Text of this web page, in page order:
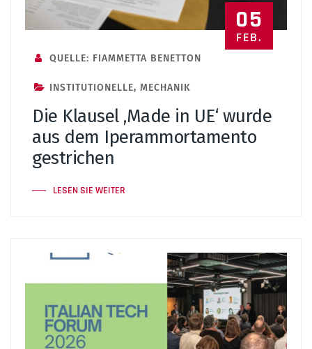
05
FEB.
QUELLE: FIAMMETTA BENETTON
INSTITUTIONELLE, MECHANIK
Die Klausel ‚Made in UE‘ wurde
aus dem Iperammortamento
gestrichen
LESEN SIE WEITER